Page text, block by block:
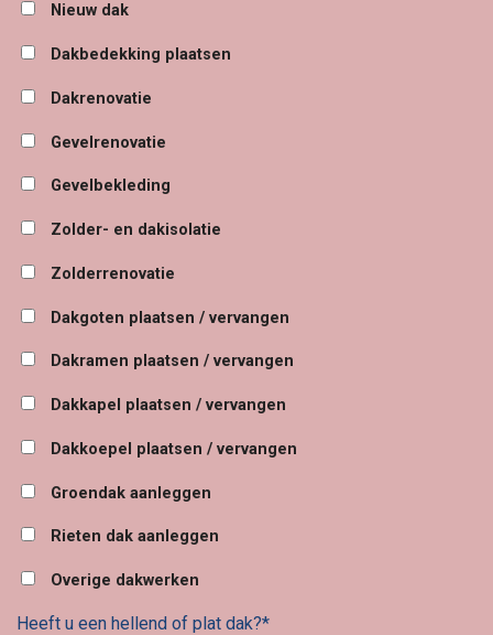
Nieuw dak
Dakbedekking plaatsen
Dakrenovatie
Gevelrenovatie
Gevelbekleding
Zolder- en dakisolatie
Zolderrenovatie
Dakgoten plaatsen / vervangen
Dakramen plaatsen / vervangen
Dakkapel plaatsen / vervangen
Dakkoepel plaatsen / vervangen
Groendak aanleggen
Rieten dak aanleggen
Overige dakwerken
Heeft u een hellend of plat dak?*